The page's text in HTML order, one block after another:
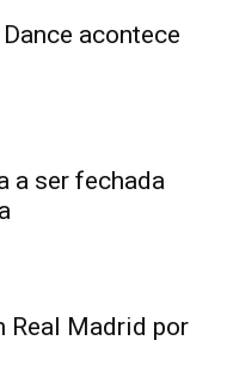
acontece
a ser fechada
Real Madrid por